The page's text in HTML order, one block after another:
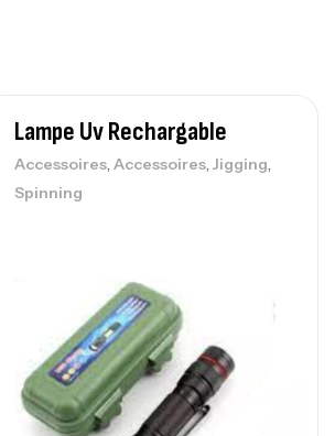
Lampe Uv Rechargable
Accessoires, Accessoires, Jigging,
Spinning